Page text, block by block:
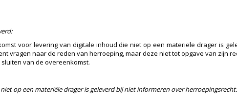
voor levering van digitale inhoud die niet op een materiële drager is
vragen naar de reden van herroeping, maar deze niet tot opgave van zijn
van de overeenkomst.
op een materiële drager is geleverd bij niet informeren over herroepingsrecht: